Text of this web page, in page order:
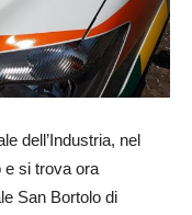
dell’Industria, nel
e si trova ora
San Bortolo di